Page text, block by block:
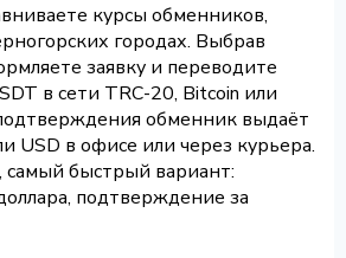
курсы обменников,
городах. Выбрав
заявку и переводите
в сети TRC-20, Bitcoin или
обменник выдаёт
USD в офисе или через курьера.
самый быстрый вариант:
подтверждение за